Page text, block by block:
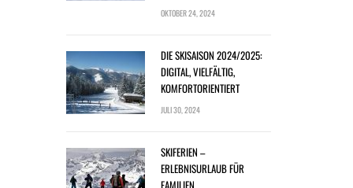
OKTOBER 24, 2024
DIE SKISAISON 2024/2025:
DIGITAL, VIELFÄLTIG,
KOMFORTORIENTIERT
JULI 30, 2024
SKIFERIEN –
ERLEBNISURLAUB FÜR
FAMILIEN